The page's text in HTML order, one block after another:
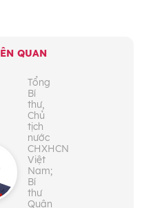
QUAN
Tổng
Bí
thư,
Chủ
tịch
nước
CHXHCN
Việt
Nam;
Bí
thư
Quân